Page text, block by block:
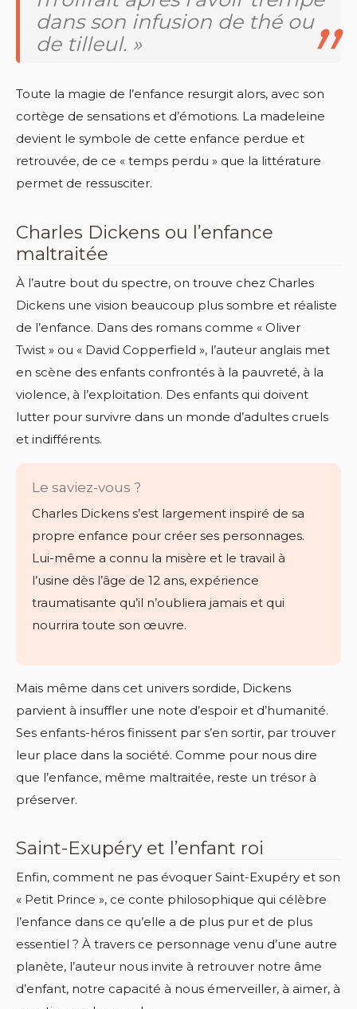
dans son infusion de thé ou
de tilleul. »
Toute la magie de l’enfance resurgit alors, avec son
cortège de sensations et d’émotions. La madeleine
devient le symbole de cette enfance perdue et
retrouvée, de ce « temps perdu » que la littérature
permet de ressusciter.
Charles Dickens ou l’enfance
maltraitée
À l’autre bout du spectre, on trouve chez Charles
Dickens une vision beaucoup plus sombre et réaliste
de l’enfance. Dans des romans comme « Oliver
Twist » ou « David Copperfield », l’auteur anglais met
en scène des enfants confrontés à la pauvreté, à la
violence, à l’exploitation. Des enfants qui doivent
lutter pour survivre dans un monde d’adultes cruels
et indifférents.
Le saviez-vous ?
Charles Dickens s’est largement inspiré de sa
propre enfance pour créer ses personnages.
Lui-même a connu la misère et le travail à
l’usine dès l’âge de 12 ans, expérience
traumatisante qu’il n’oubliera jamais et qui
nourrira toute son œuvre.
Mais même dans cet univers sordide, Dickens
parvient à insuffler une note d’espoir et d’humanité.
Ses enfants-héros finissent par s’en sortir, par trouver
leur place dans la société. Comme pour nous dire
que l’enfance, même maltraitée, reste un trésor à
préserver.
Saint-Exupéry et l’enfant roi
Enfin, comment ne pas évoquer Saint-Exupéry et son
« Petit Prince », ce conte philosophique qui célèbre
l’enfance dans ce qu’elle a de plus pur et de plus
essentiel ? À travers ce personnage venu d’une autre
planète, l’auteur nous invite à retrouver notre âme
d’enfant, notre capacité à nous émerveiller, à aimer, à